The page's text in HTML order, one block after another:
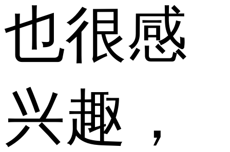
也很感
兴趣，